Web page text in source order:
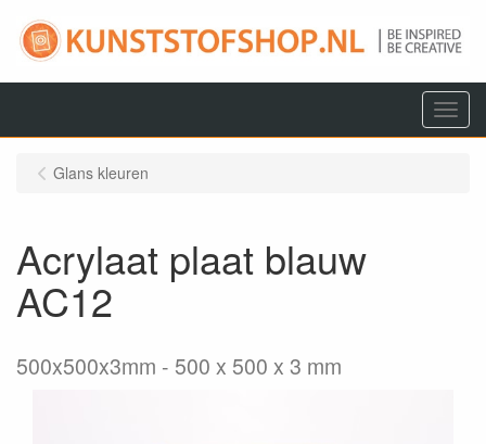
Menu
Glans kleuren
Acrylaat plaat blauw
AC12
500x500x3mm 500 x 500 x 3 mm